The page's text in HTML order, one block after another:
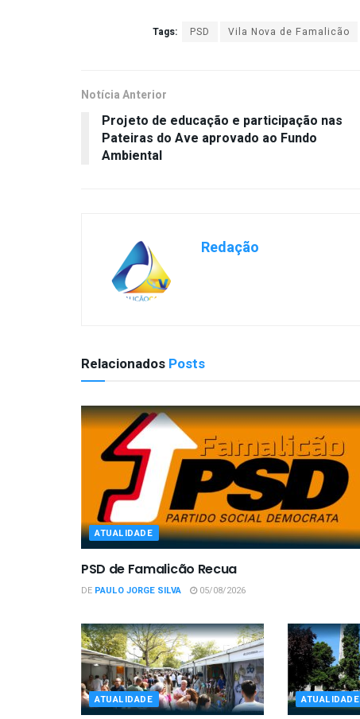
Tags: PSD Vila Nova de Famalicão
Notícia Anterior
Projeto de educação e participação nas
Pateiras do Ave aprovado ao Fundo
Ambiental
Redação
Relacionados Posts
ATUALIDADE
PSD de Famalicão Recua
DE PAULO JORGE SILVA 05/08/2026
ATUALIDADE ATUALIDADE